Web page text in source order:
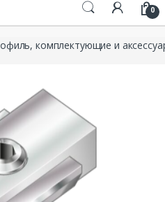
0
комплектующие и